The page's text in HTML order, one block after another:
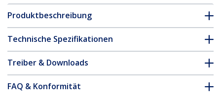
Produktbeschreibung
Technische Spezifikationen
Treiber & Downloads
FAQ & Konformität